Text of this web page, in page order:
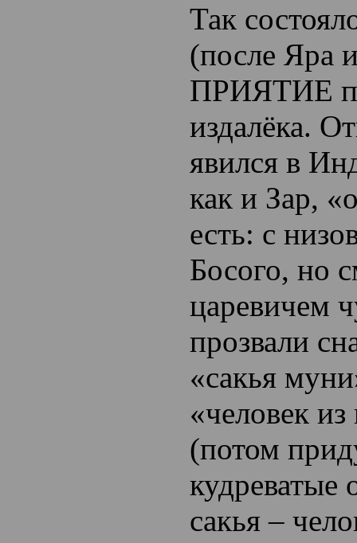
Так
(после Яра
ПРИЯТИЕ
издалёка.
явился в
как и Зар,
есть: с
Босого, но
царевичем
прозвали
«сакья
«человек
(потом
кудреватые
сакья –